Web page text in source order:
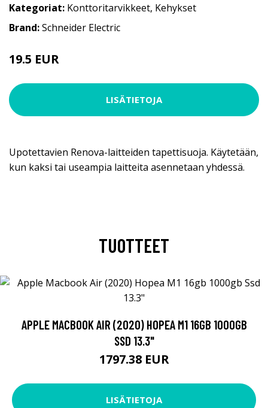
Kategoriat: Konttoritarvikkeet, Kehykset
Brand:Schneider Electric
19.5 EUR
LISÄTIETOJA
Upotettavien Renova-laitteiden tapettisuoja. Käytetään,
kun kaksi tai useampia laitteita asennetaan yhdessä.
TUOTTEET
APPLE MACBOOK AIR (2020) HOPEA M1 16GB 1000GB
SSD 13.3"
1797.38 EUR
LISÄTIETOJA